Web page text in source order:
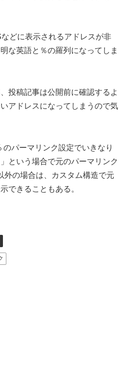
どに表示されるアドレスが非
な英語と％の羅列になってしま
投稿記事は公開前に確認するよ
アドレスになってしまうので気
パーマリンク設定でいきなり
という場合で元のパーマリンク
外の場合は、カスタム構造で元
できることもある。